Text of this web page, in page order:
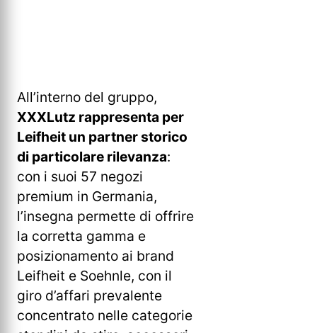
All’interno del gruppo,
XXXLutz rappresenta per
Leifheit un partner storico
di particolare rilevanza:
con i suoi 57 negozi
premium in Germania,
l’insegna permette di offrire
la corretta gamma e
posizionamento ai brand
Leifheit e Soehnle, con il
giro d’affari prevalente
concentrato nelle categorie